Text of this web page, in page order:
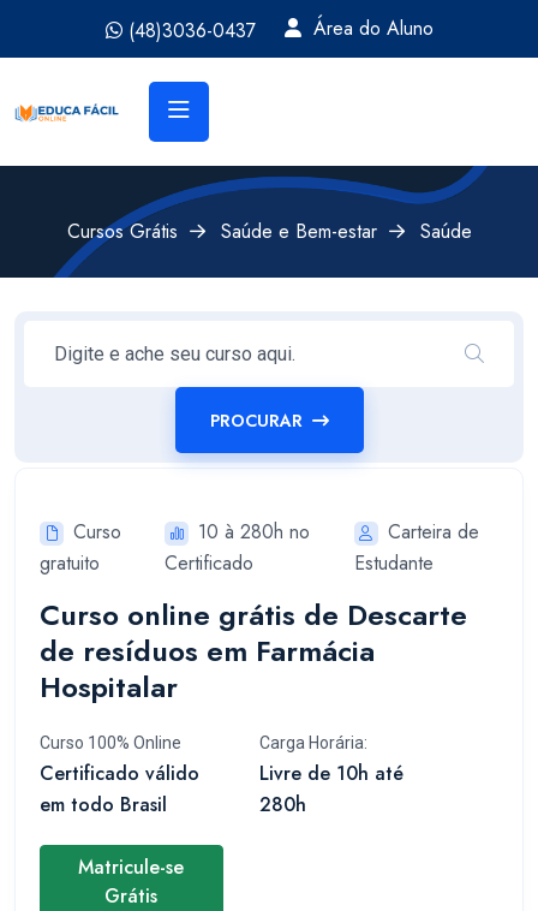
(48)3036-0437 Área do Aluno
Cursos Grátis Saúde e Bem-estar Saúde
PROCURAR
Curso
gratuito
10 à 280h no
Certificado
Carteira de
Estudante
Curso online grátis de Descarte
de resíduos em Farmácia
Hospitalar
Curso 100% Online
Certificado válido
em todo Brasil
Carga Horária:
Livre de 10h até
280h
Matricule-se
Grátis